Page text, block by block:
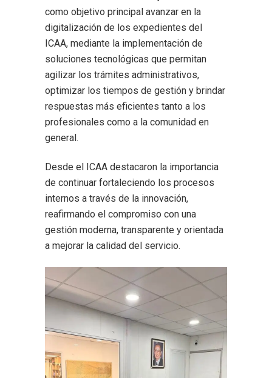
como objetivo principal avanzar en la
digitalización de los expedientes del
ICAA, mediante la implementación de
soluciones tecnológicas que permitan
agilizar los trámites administrativos,
optimizar los tiempos de gestión y brindar
respuestas más eficientes tanto a los
profesionales como a la comunidad en
general.
Desde el ICAA destacaron la importancia
de continuar fortaleciendo los procesos
internos a través de la innovación,
reafirmando el compromiso con una
gestión moderna, transparente y orientada
a mejorar la calidad del servicio.